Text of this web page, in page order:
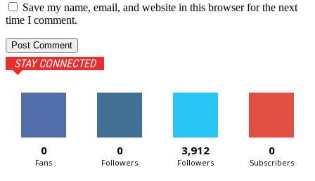
Save my name, email, and website in this browser for the next
time I comment.
STAY CONNECTED
0
Fans
0
Followers
3,912
Followers
0
Subscribers